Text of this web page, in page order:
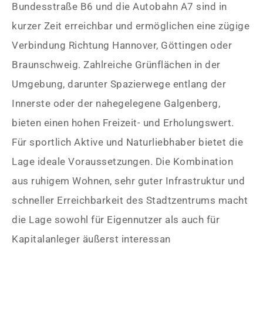
Bundesstraße B6 und die Autobahn A7 sind in
kurzer Zeit erreichbar und ermöglichen eine zügige
Verbindung Richtung Hannover, Göttingen oder
Braunschweig. Zahlreiche Grünflächen in der
Umgebung, darunter Spazierwege entlang der
Innerste oder der nahegelegene Galgenberg,
bieten einen hohen Freizeit- und Erholungswert.
Für sportlich Aktive und Naturliebhaber bietet die
Lage ideale Voraussetzungen. Die Kombination
aus ruhigem Wohnen, sehr guter Infrastruktur und
schneller Erreichbarkeit des Stadtzentrums macht
die Lage sowohl für Eigennutzer als auch für
Kapitalanleger äußerst interessan